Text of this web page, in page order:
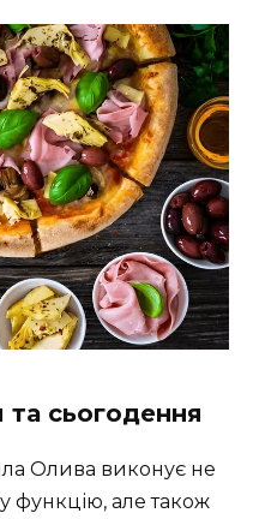
та сьогодення
Олива виконує не
функцію, але також